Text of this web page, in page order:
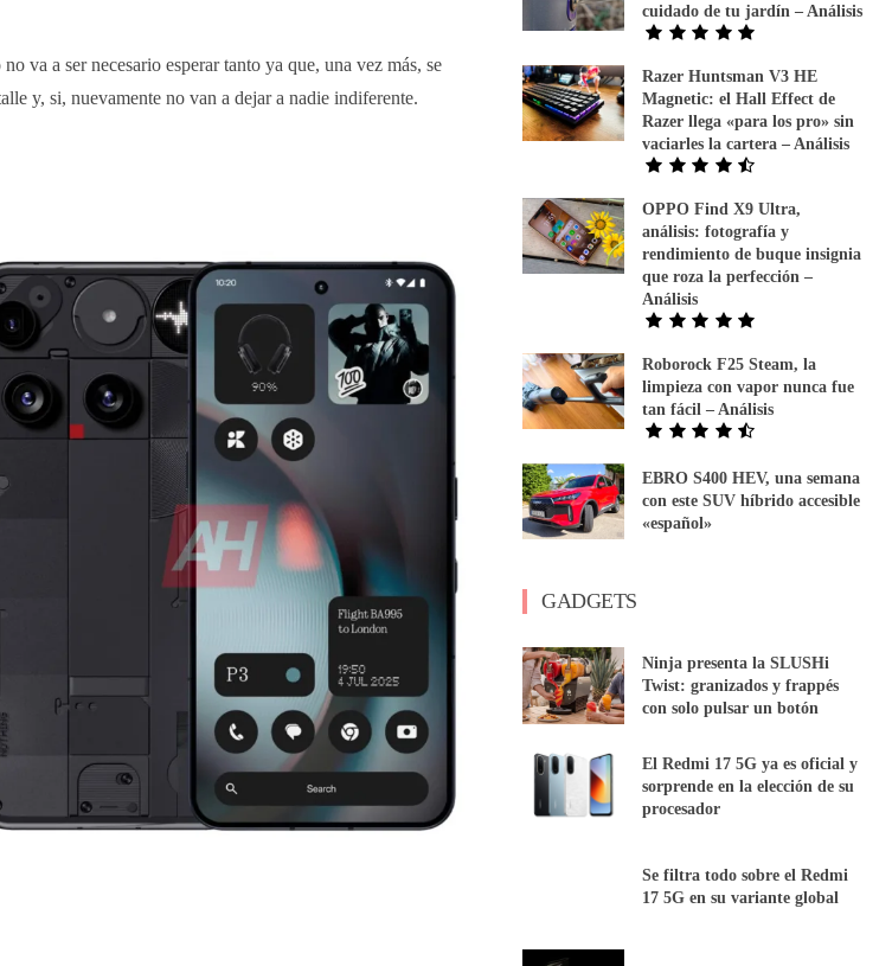
no va a ser necesario esperar tanto ya que, una vez más, se
y, si, nuevamente no van a dejar a nadie indiferente.
cuidado de tu jardín – Análisis
Razer Huntsman V3 HE
Magnetic: el Hall Effect de
Razer llega «para los pro» sin
vaciarles la cartera – Análisis
OPPO Find X9 Ultra,
análisis: fotografía y
rendimiento de buque insignia
que roza la perfección –
Análisis
Roborock F25 Steam, la
limpieza con vapor nunca fue
tan fácil – Análisis
EBRO S400 HEV, una semana
con este SUV híbrido accesible
«español»
GADGETS
Ninja presenta la SLUSHi
Twist: granizados y frappés
con solo pulsar un botón
El Redmi 17 5G ya es oficial y
sorprende en la elección de su
procesador
Se filtra todo sobre el Redmi
17 5G en su variante global